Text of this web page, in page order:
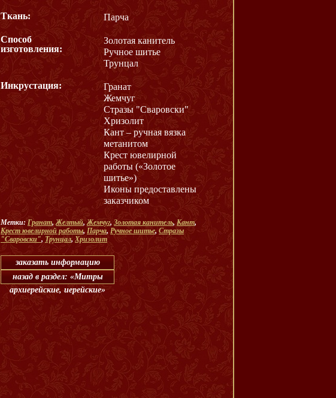
Ткань: Парча
Способ
изготовления:
Золотая канитель
Ручное шитье
Трунцал
Инкрустация:
Гранат
Жемчуг
Стразы "Сваровски"
Хризолит
Кант – ручная вязка
метанитом
Крест ювелирной
работы («Золотое
шитье»)
Иконы предоставлены
заказчиком
Метки: Гранат,Желтый,Жемчуг, Золотая канитель, Кант,
Крест ювелирной работы, Парча, Ручное шитье, Стразы
"Сваровски", Трунцал,Хризолит
заказать информацию
назад в раздел: «Митры
архиерейские, иерейские»